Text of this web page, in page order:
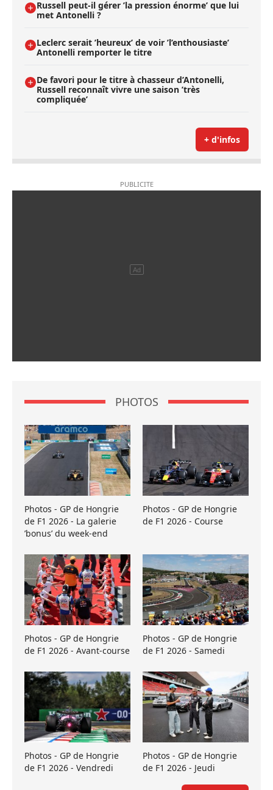
Russell peut-il gérer ’la pression énorme’ que lui
met Antonelli ?
Leclerc serait ’heureux’ de voir ’l’enthousiaste’
Antonelli remporter le titre
De favori pour le titre à chasseur d’Antonelli,
Russell reconnaît vivre une saison ’très
compliquée’
+ d'infos
PHOTOS
Photos - GP de Hongrie
de F1 2026 - La galerie
’bonus’ du week-end
Photos - GP de Hongrie
de F1 2026 - Course
Photos - GP de Hongrie
de F1 2026 - Avant-course
Photos - GP de Hongrie
de F1 2026 - Samedi
Photos - GP de Hongrie
de F1 2026 - Vendredi
Photos - GP de Hongrie
de F1 2026 - Jeudi